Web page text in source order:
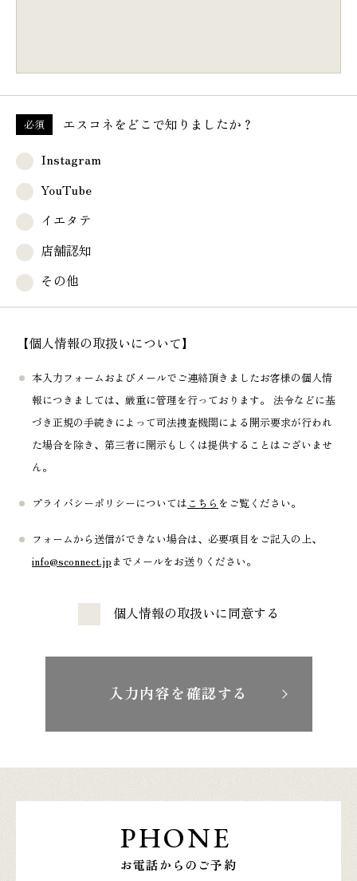
必須 エスコネを どこで知りましたか？
Instagram
YouTube
イエタテ
店舗認知
その他
【個人情報の取扱いについて】
本入力フォームおよびメールでご連絡頂きましたお客様の個人情
報につきましては、厳重に管理を行っております。 法令などに基
づき正規の手続きによって司法捜査機関による開示要求が行われ
た場合を除き、第三者に開示もしくは提供することはございませ
ん。
プライバシーポリシーについては こちら をご覧ください。
フォームから送信ができない場合は、必要項目をご記入の上、
info@sconnect.jp までメールをお送りください。
個人情報の取扱いに同意する
入力内容を確認する
PHONE
お電話からのご予約